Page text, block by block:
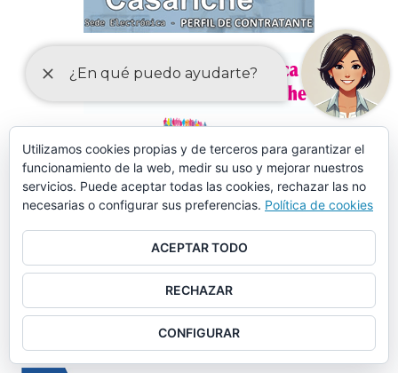
MÁS DE 150 CURSOS EN AULA MENTOR CASARICHE
Utilizamos cookies propias y de terceros para garantizar el
funcionamiento de la web, medir su uso y mejorar nuestros
servicios. Puede aceptar todas las cookies, rechazar las no
necesarias o configurar sus preferencias. Política de cookies
ACEPTAR TODO
RECHAZAR
CONFIGURAR